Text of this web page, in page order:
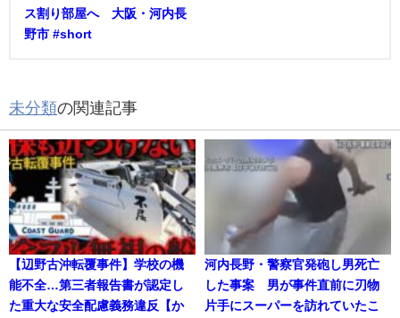
ス割り部屋へ 大阪・河内長
野市 #short
未分類の関連記事
【辺野古沖転覆事件】学校の機
能不全…第三者報告書が認定し
た重大な安全配慮義務違反【か
河内長野・警察官発砲し男死亡
した事案 男が事件直前に刃物
片手にスーパーを訪れていたこ